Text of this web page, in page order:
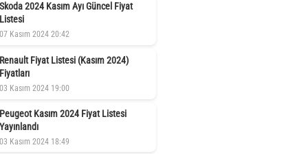
Skoda 2024 Kasım Ayı Güncel Fiyat
Listesi
07 Kasım 2024 20:42
Renault Fiyat Listesi (Kasım 2024)
Fiyatları
03 Kasım 2024 19:00
Peugeot Kasım 2024 Fiyat Listesi
Yayınlandı
03 Kasım 2024 18:49